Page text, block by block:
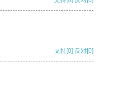
支持[0] 反对[0]